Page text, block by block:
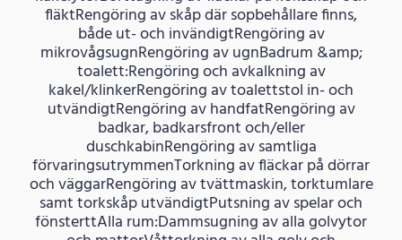
fläktRengöring av skåp där sopbehållare finns,
både ut- och invändigtRengöring av
mikrovågsugnRengöring av ugnBadrum &amp;
toalett:Rengöring och avkalkning av
kakel/klinkerRengöring av toalettstol in- och
utvändigtRengöring av handfatRengöring av
badkar, badkarsfront och/eller
duschkabinRengöring av samtliga
förvaringsutrymmenTorkning av fläckar på dörrar
och väggarRengöring av tvättmaskin, torktumlare
samt torkskåp utvändigtPutsning av spelar och
fönsterttAlla rum:Dammsugning av alla golvytor